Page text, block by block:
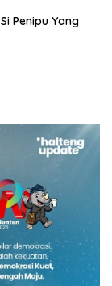
Penipu Yang